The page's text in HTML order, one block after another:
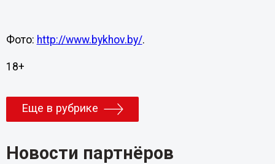
Фото: http://www.bykhov.by/.
18+
Еще в рубрике
Новости партнёров